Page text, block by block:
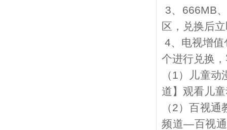
3、 666MB
区，兑换后
4、电视增
个进行兑换
（1）儿童动
道】观看儿
（2）百视通
频道—百视